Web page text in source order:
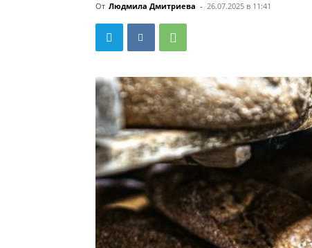
От Людмила Дмитриева - 26.07.2025 в 11:41